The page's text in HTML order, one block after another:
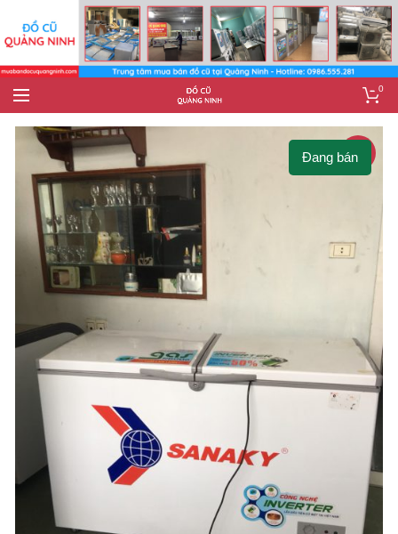
0
-4%
Đang bán